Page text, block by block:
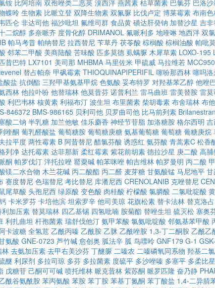
铵 比阿培南 双孢唑类二恶英 溴西泮 燕茜素 枯草菌素 巴氯芬 巴洛沙
蝶呤 生物素 比哌立登 双降生物素 双氟脲 比伐卢定 博莱霉素 布南
匹仑 非达司他 福沙吡坦 氟维司群 食品黄 磺达肝癸钠 加替沙星 吉
二烷醇 多奈哌齐 度骨化醇 DRIMANOL 氟哌利多 地喹啉 地西泮 双
帕马考昔 帕纳替尼 拉西替尼 苄草丹 茯苓酸 棕榈酸 棕榈油酸 帕吡
邻苯二甲酸 美商陆酸 苦味酸 匹多莫德 虱螨脲 木犀草素 LOXO-195
昔巴特 LX7101 美司那 MHBMA 马里佐米 甲硫威 马拉维若 MCC950
替占帕奈 甲砜霉素 THIOQUINAPIPERIFIL 噻吩那西林 噻吗
酸盐 抗倒酯 三羟甲基氨基甲烷 色氨酸 妥布特罗 对羟基苯乙醇 他唑
西林 他拉卟吩 他替瑞林 他莫昔芬 诺普利兰 雷马曲班 雷美替胺 雷
利巴韦林 核黄素 利福布汀 波生坦 布里菌素 柴胡毒素 布舍瑞林 布
846372 BMS-986165 贝利司他 贝罗曲司他 比马前列素
酸二钠 半乳糖 加兰他敏 佳乐麝香 神经节苷脂 加洛糖胺 格尔西明
喹酮 葡乳醛酸盐 葡萄糖胺 葡萄糖庚糖 氨基葡萄糖 葡萄糖 葡糖庚烷
拉平度 两性霉素 B 阿昔替尼 醋氯芬酸 诱惑红 氨芬酸 青蒿素C 松香
列净 达托霉素 达菲那新 柔红霉素 紫花前胡素 德拉沙星 庚二酸 高
酮 帕罗伐汀 泮托拉唑 罂粟碱 帕苯咪唑 帕吉维林 帕罗曼明 丙二酸
镁二水合物 木兰花碱 丙二酸酯 丙二醛 麦芽糖 甘氨酸锰 马尼地平
赛度替尼 色瑞替尼 考比替尼 库潘尼西 CRENOLANIB 克唑替尼
尾草酸 头孢尼西 绿原酸 变色酸 肉桂酸 柠檬酸 氯膦酸 二氯吡啶酸
卡米罗芬 卡培他滨 坦索罗辛 他司美琼 花旗松素 替卡法林 替克洛占
利加压素 替莫瑞林 四乙基锡 四氢吡喃 胺菊酯 替唑生坦 硫灭松 塞奥
利扎曲坦 杆孢菌素 瑞舒伐他汀 氨甲苯酸 氯氨吡啶酸 邻氨基苯甲酸
卡波糖 全氢苊 乙酰丙嗪 乙酰胺 乙脒 乙酰唑胺 1,3-丁二酮胺 乙酰乙
氨酸 GNE-0723 芦竹碱 愈创奥 胍法辛 胍 鸟嘌呤 GNF179 G-1
林 去氨加压素 去甲右美沙芬 丁醚脲 二嗪农 二嗪磷氧同系物 羟基二
醚 利尿剂 多拉司琼 多芬 多拉菌素 度硫平 多沙唑嗪 多塞平 多柔比星
戊糖苷 己酮可可碱 喷托维林 哌克昔林 紫苏酮 哌罗匹隆 奋乃静
酰谷氨酰胺 苯丙氨酸 苯胺 苯丁胺 苯基丁氮酮 苯丁酸盐 1,4-二异腈